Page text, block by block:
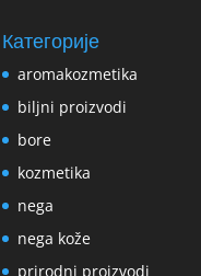
Категорије
aromakozmetika
biljni proizvodi
bore
kozmetika
nega
nega kože
prirodni proizvodi